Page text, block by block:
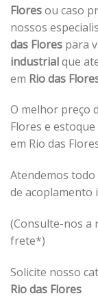
Floresou caso
nossos
das Flores para
industrialque
em Rio das
O melhor preço
Flores e
em Rio das
Atendemos todo
de acoplamento
(Consulte-nos a
frete*)
Solicite nosso
Rio das Flores